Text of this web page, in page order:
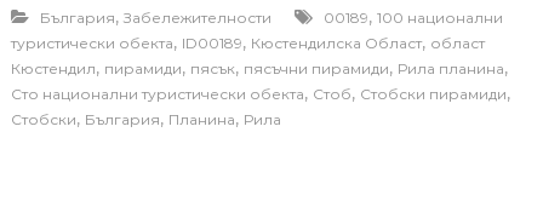
България, Забележителности 00189, 100 национални
туристически обекта, ID00189, Кюстендилска Област, област
Кюстендил, пирамиди, пясък, пясъчни пирамиди, Рила планина,
Сто национални туристически обекта, Стоб, Стобски пирамиди,
Стобски, България, Планина, Рила